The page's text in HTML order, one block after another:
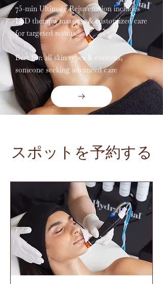
75-min Ultimate Rejuvenation includes
LED therapy, massage & customized care
for targeted results.
Best for: all skin types & concens,
someone seeking advanced care
スポットを予約する